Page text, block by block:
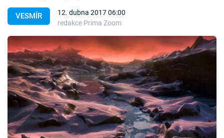
Témata
Témata
Pořady
TV Program
Časopis
Sledujte prima+
VESMÍR
12. dubna 2017 06:00
redakce Prima Zoom